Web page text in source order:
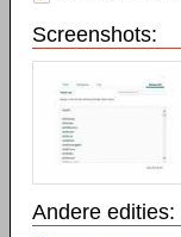
Screenshots:
Andere edities: